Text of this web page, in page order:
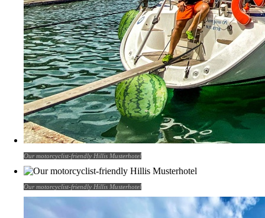
Our motorcyclist-friendly Hillis Musterhotel
Our motorcyclist-friendly Hillis Musterhotel